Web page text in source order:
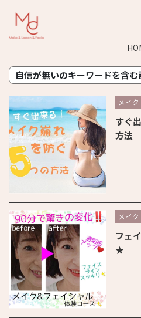
自信が無いのキーワードを含
メイク
すぐ
方法
メイク
フェ
★